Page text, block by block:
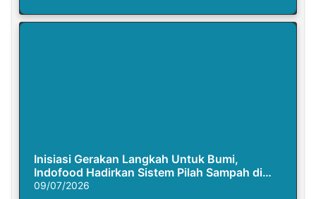
Inisiasi Gerakan Langkah Untuk Bumi,
Indofood Hadirkan Sistem Pilah Sampah di
Semasa Piknik
09/07/2026